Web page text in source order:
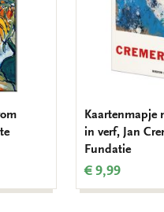
Kaartenmapje
in verf, Jan
Fundatie
€ 9,99